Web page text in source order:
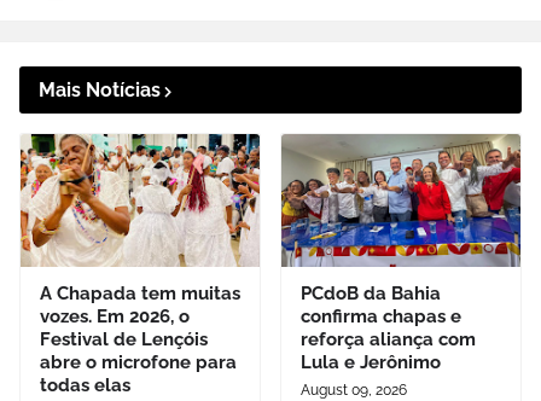
Mais Notícias
A Chapada tem muitas
vozes. Em 2026, o
Festival de Lençóis
abre o microfone para
todas elas
PCdoB da Bahia
confirma chapas e
reforça aliança com
Lula e Jerônimo
August 09, 2026